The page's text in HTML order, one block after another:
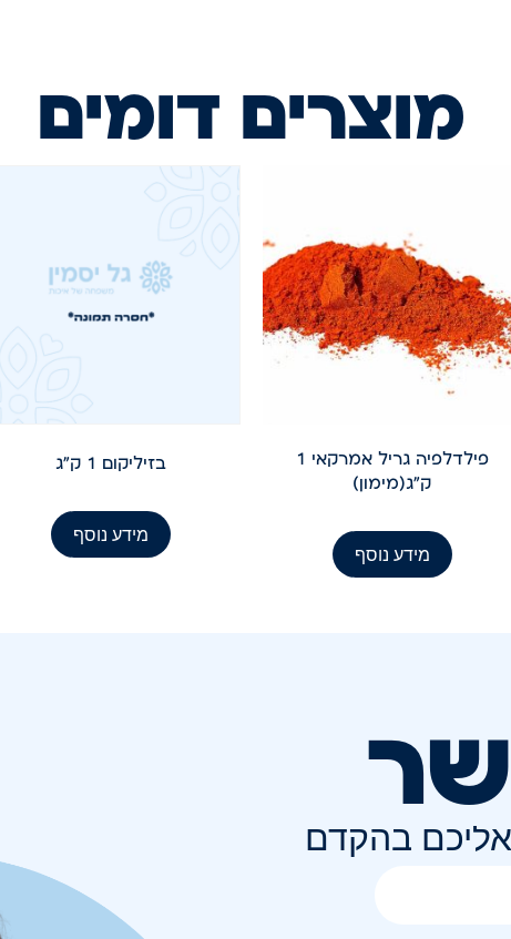
מוצרים דומים
פילדלפיה גריל אמרקאי 1
ק"ג(מימון)
מידע נוסף
בזיליקום 1 ק"ג
מידע נוסף
אליכם בהקדם